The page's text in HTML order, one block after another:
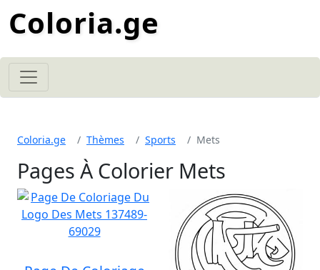
Coloria.ge
Coloria.ge Thèmes Sports Mets
Pages À Colorier Mets